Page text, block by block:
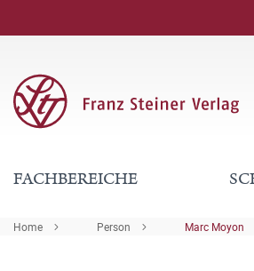
FACHBEREICHE
Home Person Marc Moyon